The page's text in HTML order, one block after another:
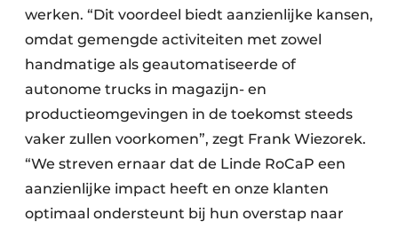
werken. “Dit voordeel biedt aanzienlijke kansen,
omdat gemengde activiteiten met zowel
handmatige als geautomatiseerde of
autonome trucks in magazijn- en
productieomgevingen in de toekomst steeds
vaker zullen voorkomen”, zegt Frank Wiezorek.
“We streven ernaar dat de Linde RoCaP een
aanzienlijke impact heeft en onze klanten
optimaal ondersteunt bij hun overstap naar